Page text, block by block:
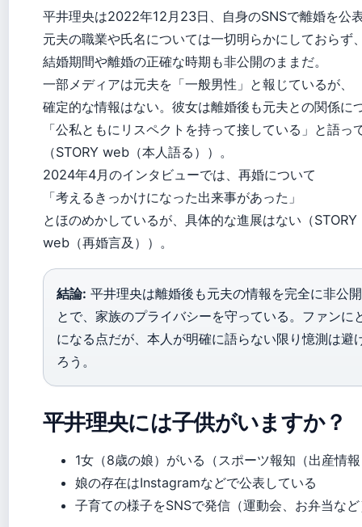
平井理央は2022年12月23日、自身のSNSで離婚を公
元夫の職業や氏名については一切明らかにしておらず
結婚期間や離婚の正確な時期も非公開のままだ。
一部メディアは元夫を「一般男性」と報じているが、
確定的な情報はない。彼女は離婚後も元夫との関係に
「公私ともにリスペクトを持って接している」と語っ
（STORY web（本人語る））。
2024年4月のインタビューでは、再婚について
「考えるきっかけになった出来事があった」
とほのめかしているが、具体的な進展はない（STORY
web（再婚言及））。
結論: 平井理央は離婚後も元夫の情報を完全に非公
とで、家族のプライバシーを守っている。ファンに
になる点だが、本人が明確に語らない限り憶測は避
ろう。
平井理央には子供がいますか？
1女（8歳の娘）がいる（スポーツ報知（出産情
娘の存在はInstagramなどで公表している
子育ての様子をSNSで発信（運動会、お弁当な